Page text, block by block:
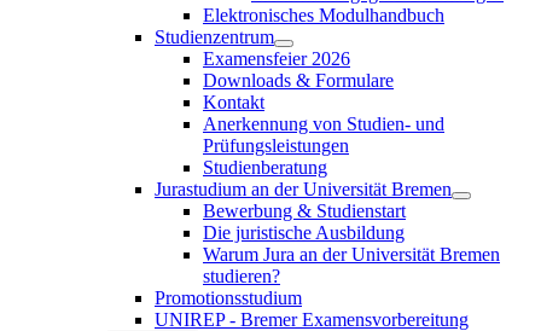
Elektronisches Modulhandbuch
Studienzentrum
Examensfeier 2026
Downloads & Formulare
Kontakt
Anerkennung von Studien- und
Prüfungsleistungen
Studienberatung
Jurastudium an der Universität Bremen
Bewerbung & Studienstart
Die juristische Ausbildung
Warum Jura an der Universität Bremen
studieren?
Promotionsstudium
UNIREP - Bremer Examensvorbereitung